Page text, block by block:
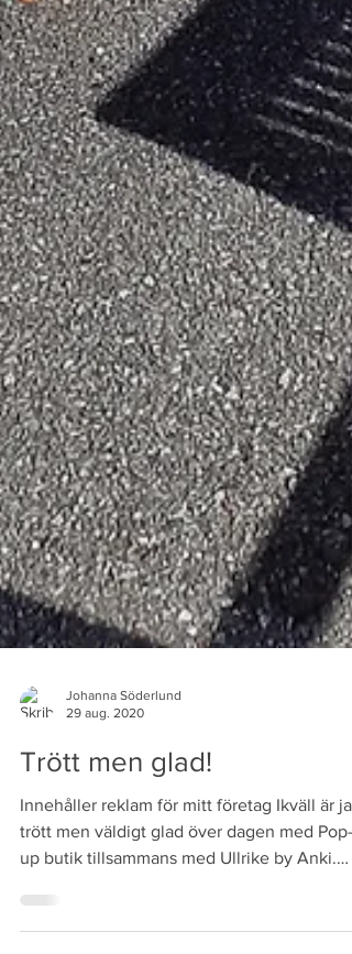
Johanna Söderlund
29 aug. 2020
Trött men glad!
Innehåller reklam för mitt företag Ikväll är jag